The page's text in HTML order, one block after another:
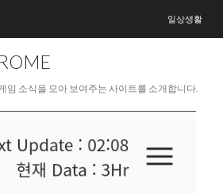
일상생활
임 소식을 모아 보여주는 사이트를 소개합니다.